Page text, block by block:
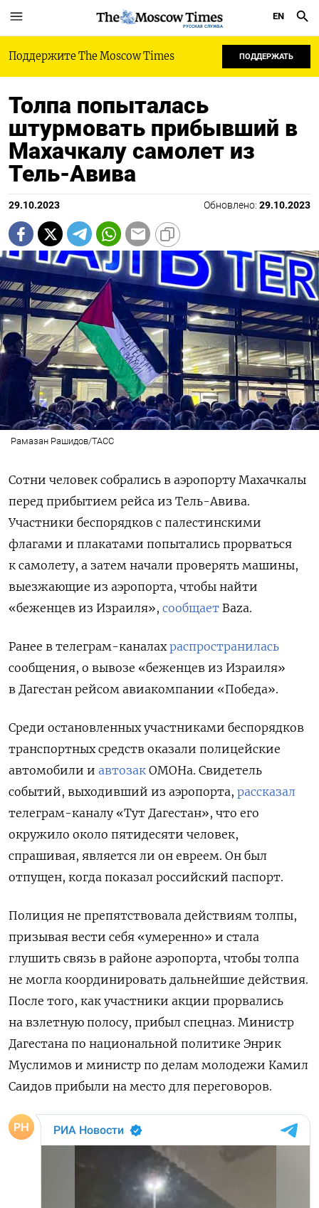
РУССКАЯ СЛУЖБА
EN
Поддержите The Moscow Times ПОДДЕРЖАТЬ
Толпа попыталась
штурмовать прибывший в
Махачкалу самолет из
Тель-Авива
29.10.2023 Обновлено: 29.10.2023
Рамазан Рашидов/ТАСС
Сотни человек собрались в аэропорту Махачкалы
перед прибытием рейса из Тель-Авива.
Участники беспорядков с палестинскими
флагами и плакатами попытались прорваться
к самолету, а затем начали проверять машины,
выезжающие из аэропорта, чтобы найти
«беженцев из Израиля», сообщает Baza.
Ранее в телеграм-каналахраспространилась
сообщения, о вывозе «беженцев из Израиля»
в Дагестан рейсом авиакомпании «Победа».
Среди остановленных участниками беспорядков
транспортных средств оказали полицейские
автомобили и автозак ОМОНа. Свидетель
событий, выходивший из аэропорта, рассказал
телеграм-каналу «Тут Дагестан», что его
окружило около пятидесяти человек,
спрашивая, является ли он евреем. Он был
отпущен, когда показал российский паспорт.
Полиция не препятствовала действиям толпы,
призывая вести себя «умеренно» и стала
глушить связь в районе аэропорта, чтобы толпа
не могла координировать дальнейшие действия.
После того, как участники акции прорвались
на взлетную полосу, прибыл спецназ. Министр
Дагестана по национальной политике Энрик
Муслимов и министр по делам молодежи Камил
Саидов прибыли на место для переговоров.